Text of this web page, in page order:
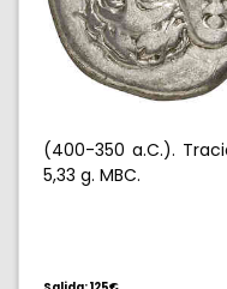
(400-350 a.C.).
5,33 g. MBC.